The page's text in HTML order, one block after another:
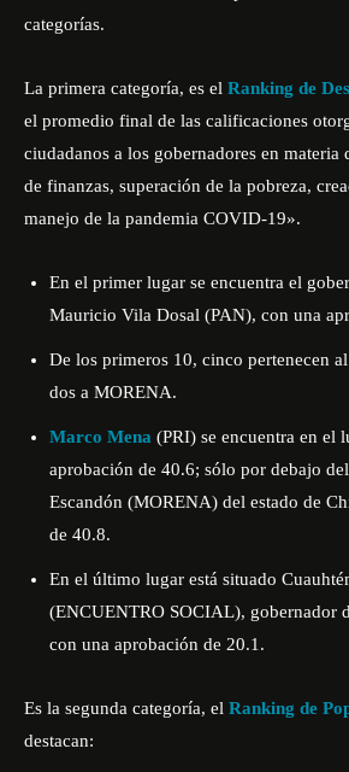
categorías.
La primera categoría, es el Ranking de
el promedio final de las calificaciones
ciudadanos a los gobernadores en materia
de finanzas, superación de la pobreza,
manejo de la pandemia COVID-19».
En el primer lugar se encuentra el
Mauricio Vila Dosal (PAN), con una
De los primeros 10, cinco pertenecen
dos a MORENA.
Marco Mena (PRI) se encuentra en el
aprobación de 40.6; sólo por debajo
Escandón (MORENA) del estado de
de 40.8.
En el último lugar está situado
(ENCUENTRO SOCIAL), gobernador
con una aprobación de 20.1.
Es la segunda categoría, el Ranking de
destacan: